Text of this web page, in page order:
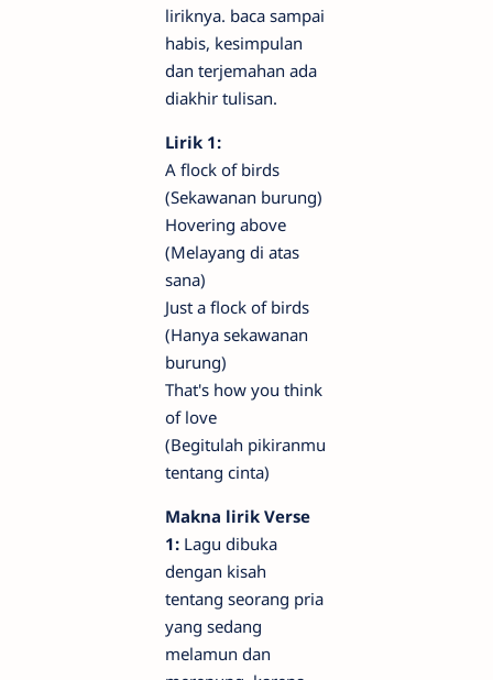
liriknya. baca sampai
habis, kesimpulan
dan terjemahan ada
diakhir tulisan.
Lirik 1:
A flock of birds
(Sekawanan burung)
Hovering above
(Melayang di atas
sana)
Just a flock of birds
(Hanya sekawanan
burung)
That's how you think
of love
(Begitulah pikiranmu
tentang cinta)
Makna lirik Verse
1: Lagu dibuka
dengan kisah
tentang seorang pria
yang sedang
melamun dan